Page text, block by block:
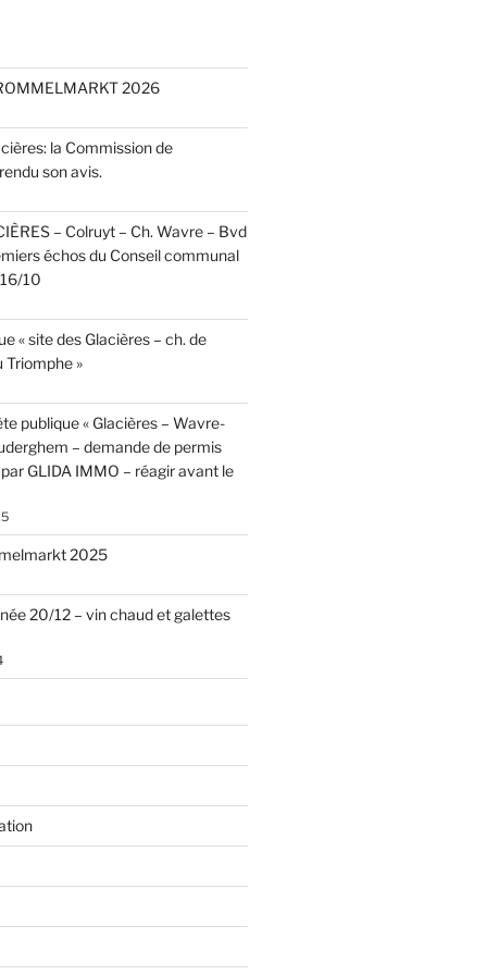
2026
la Commission de
son avis.
– Colruyt – Ch. Wavre – Bvd
échos du Conseil communal
10
« site des Glacières – ch. de
Triomphe »
publique « Glacières – Wavre-
– demande de permis
GLIDA IMMO – réagir avant le
2025
20/12 – vin chaud et galettes